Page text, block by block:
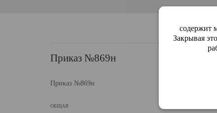
Приказ №869н
Приказ №869н
ОБЩАЯ
содержит
Закрывая